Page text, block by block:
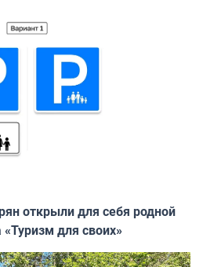
открыли для себя родной
для своих»